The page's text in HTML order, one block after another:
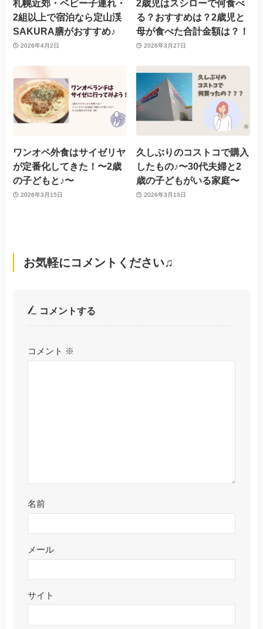
札幌近郊・ベビー子連れ・
2組以上で宿泊なら定山渓
SAKURA膳がおすすめ♪
2026年4月2日
2歳児はスシローで何食べ
る？おすすめは？2歳児と
母が食べた合計金額は？！
2026年3月27日
ワンオペ外食はサイゼリヤ
が定番化してきた！〜2歳
の子どもと♪〜
2026年3月15日
久しぶりのコストコで購入
したもの♪〜30代夫婦と2
歳の子どもがいる家庭〜
2026年3月13日
お気軽にコメントください♫
コメントする
コメント ※
名前
メール
サイト